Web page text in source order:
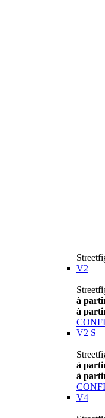
V2
à
à
V2 S
à
à
V4